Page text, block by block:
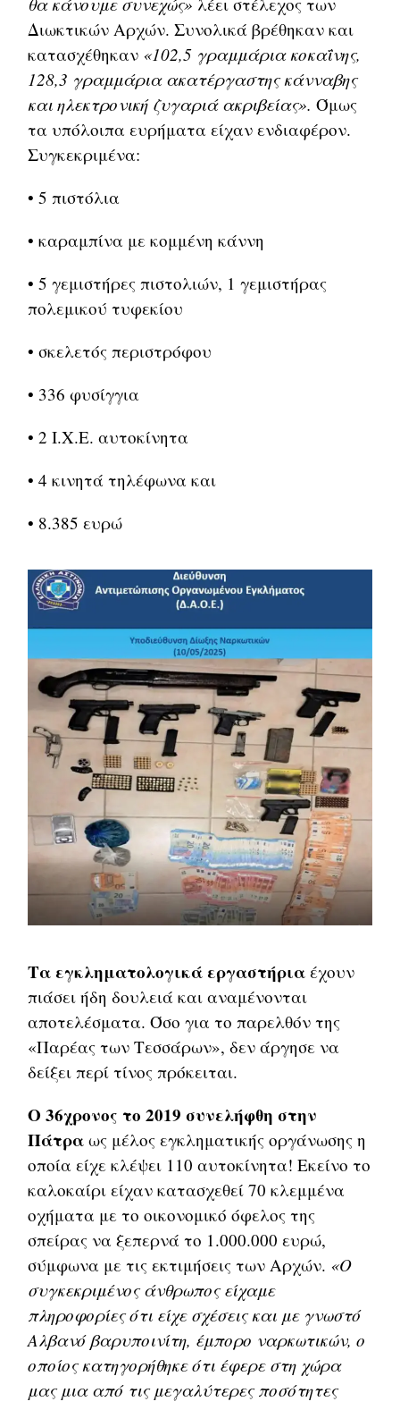
Διωκτικών Αρχών. Συνολικά βρέθηκαν και
κατασχέθηκαν «102,5 γραμμάρια κοκαΐνης,
128,3 γραμμάρια ακατέργαστης κάνναβης
και ηλεκτρονική ζυγαριά ακριβείας». Όμως
τα υπόλοιπα ευρήματα είχαν ενδιαφέρον.
Συγκεκριμένα:
• 5 πιστόλια
• καραμπίνα με κομμένη κάννη
• 5 γεμιστήρες πιστολιών, 1 γεμιστήρας
πολεμικού τυφεκίου
• σκελετός περιστρόφου
• 336 φυσίγγια
• 2 Ι.Χ.Ε. αυτοκίνητα
• 4 κινητά τηλέφωνα και
• 8.385 ευρώ
Τα εγκληματολογικά εργαστήρια έχουν
πιάσει ήδη δουλειά και αναμένονται
αποτελέσματα. Όσο για το παρελθόν της
«Παρέας των Τεσσάρων», δεν άργησε να
δείξει περί τίνος πρόκειται.
Ο 36χρονος το 2019 συνελήφθη στην
Πάτρα ως μέλος εγκληματικής οργάνωσης η
οποία είχε κλέψει 110 αυτοκίνητα! Εκείνο το
καλοκαίρι είχαν κατασχεθεί 70 κλεμμένα
οχήματα με το οικονομικό όφελος της
σπείρας να ξεπερνά το 1.000.000 ευρώ,
σύμφωνα με τις εκτιμήσεις των Αρχών. «Ο
συγκεκριμένος άνθρωπος είχαμε
πληροφορίες ότι είχε σχέσεις και με γνωστό
Αλβανό βαρυποινίτη, έμπορο ναρκωτικών, ο
οποίος κατηγορήθηκε ότι έφερε στη χώρα
μας μια από τις μεγαλύτερες ποσότητες